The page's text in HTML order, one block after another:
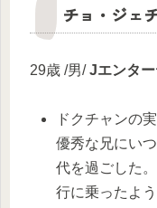
チョ・ジェ
29歳 /男/Jエンタ
ドクチャンの
優秀な兄にい
代を過ごした
行に乗ったよ